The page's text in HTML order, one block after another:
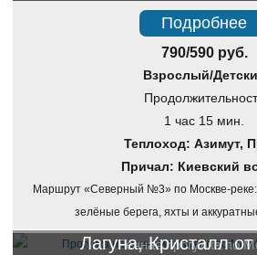
Подробнее
790/590 руб.
Взрослый/
1 час 15 мин.
Теплоход: Азимут,
Причал: Киевский
Маршрут «Северный №3» по Москве-
зелёные берега, яхты и
Речная прогулка по
Лагуна, Кристалл